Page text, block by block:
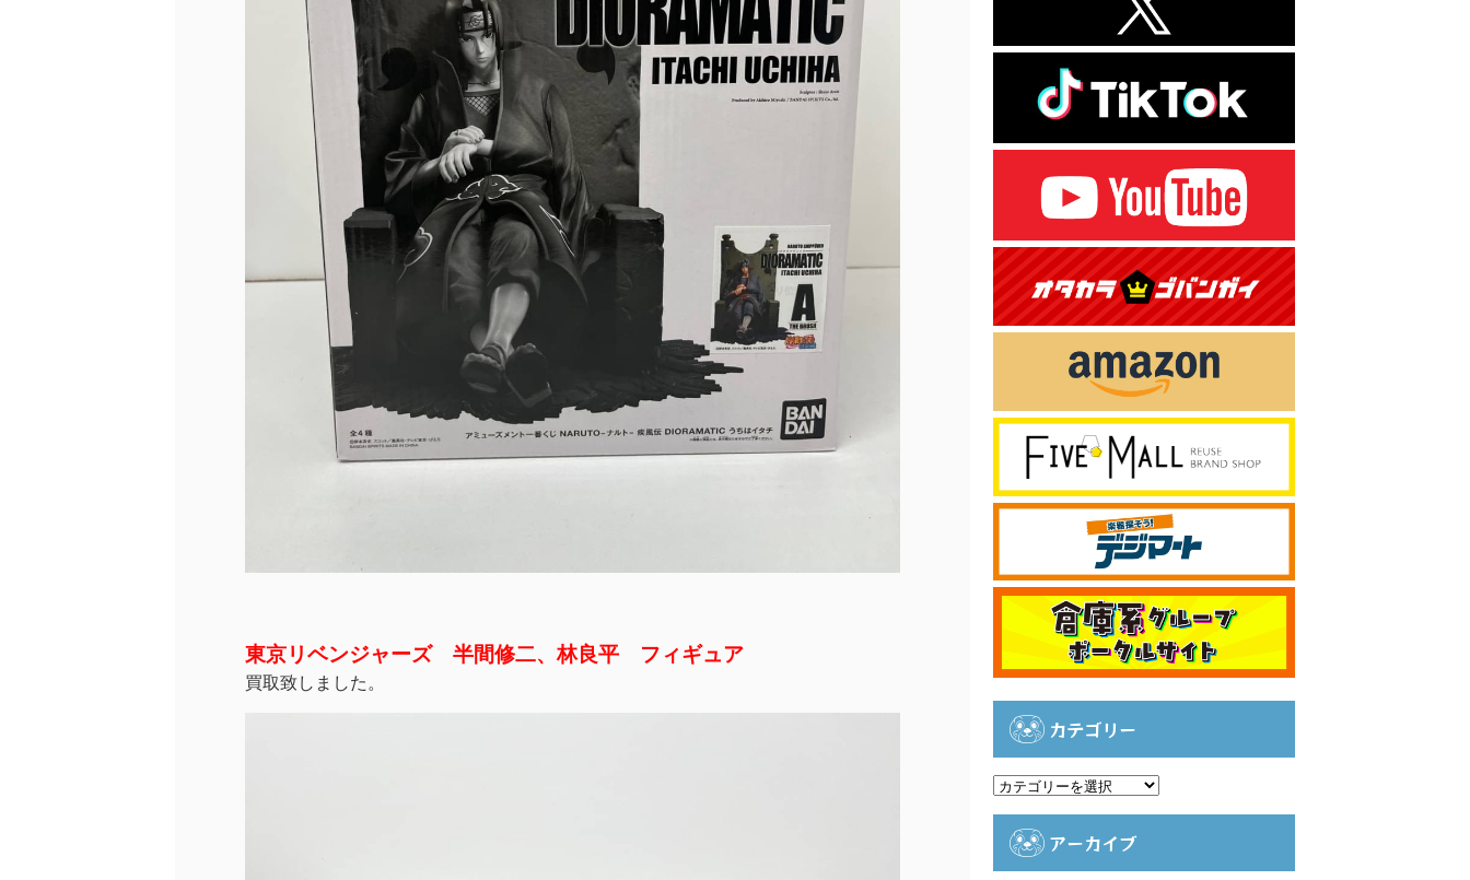
東京リベンジャーズ 半間修二、林良平 フィギュア
買取致しました。
カテゴリー
カ
アーカイブ